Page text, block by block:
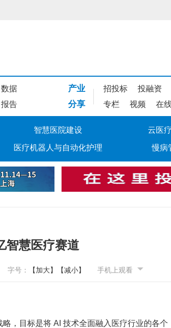
数据
报告
产业 招投标 投融资
分享 专栏 视频 在
智慧医院建设 云医
医疗机器人与自动化护理 慢病
智慧医疗赛道
字号： 【加大】 【减小】 手机上观看
，目标是将 AI 技术全面融入医疗行业的各个